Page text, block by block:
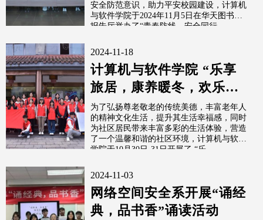
安全防范意识，助力平安校园建设，计算机
与软件学院于2024年11月5日在华天图书馆
报告厅举办了“青春防线，安全同行...
2024-11-18
计算机与软件学院 “乐享
旅居，康养暖冬，欢乐
聚”志愿活动圆满结束
为了弘扬尊老敬老的传统美德，丰富老年人
的精神文化生活，提升其生活幸福感，同时
为社区居民带来丰富多彩的生活体验，营造
了一个温馨和谐的社区环境，计算机与软件
学院于10月30日-31日开展了 “乐...
2024-11-03
网络空间安全系开展“诵经
典，品书香”诵读活动